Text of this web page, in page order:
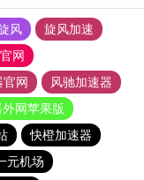
风
旋风加速
网
网
风驰加速器
网苹果版
快橙加速器
元机场